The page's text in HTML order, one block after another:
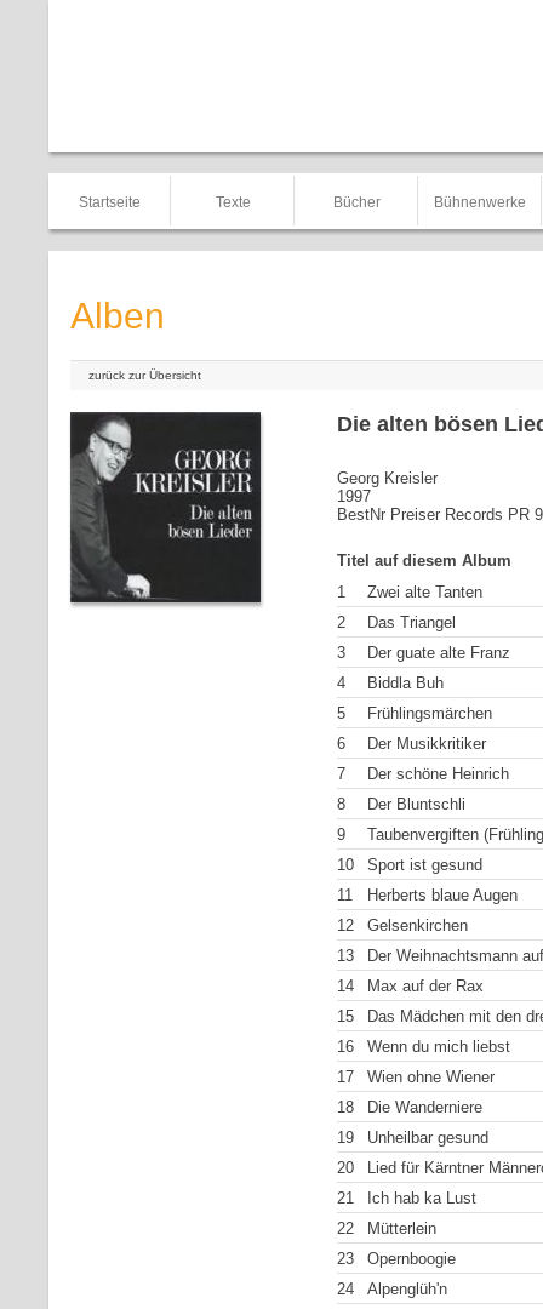
Startseite Texte Bücher Bühnenwerke
Alben
zurück zur Übersicht
Die alten bösen
Georg Kreisler
1997
BestNr Preiser Records PR
Titel auf diesem Album
1
Zwei alte Tanten
2
Das Triangel
3
Der guate alte Franz
4
Biddla Buh
5
Frühlingsmärchen
6
Der Musikkritiker
7
Der schöne Heinrich
8
Der Bluntschli
9
Taubenvergiften
10
Sport ist gesund
11
Herberts blaue Augen
12
Gelsenkirchen
13
Der Weihnachtsmann
14
Max auf der Rax
15
Das Mädchen mit den
16
Wenn du mich liebst
17
Wien ohne Wiener
18
Die Wanderniere
19
Unheilbar gesund
20
Lied für Kärntner
21
Ich hab ka Lust
22
Mütterlein
23
Opernboogie
24
Alpenglüh'n